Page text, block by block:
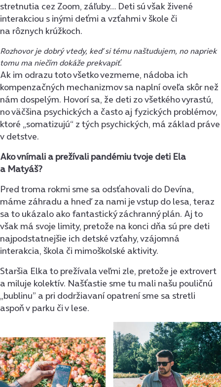
stretnutia cez Zoom, záľuby… Deti sú však živené
interakciou s inými deťmi a vzťahmi v škole či
na rôznych krúžkoch.
Rozhovor je dobrý vtedy, keď si tému naštudujem, no napriek
tomu ma niečím dokáže prekvapiť.
Ak im odrazu toto všetko vezmeme, nádoba ich
kompenzačných mechanizmov sa naplní oveľa skôr než
nám dospelým. Hovorí sa, že deti zo všetkého vyrastú,
no väčšina psychických a často aj fyzických problémov,
ktoré „somatizujú“ z tých psychických, má základ práve
v detstve.
Ako vnímali a prežívali pandémiu tvoje deti Ela
a Matyáš?
Pred troma rokmi sme sa odsťahovali do Devína,
máme záhradu a hneď za nami je vstup do lesa, teraz
sa to ukázalo ako fantastický záchranný plán. Aj to
však má svoje limity, pretože na konci dňa sú pre deti
najpodstatnejšie ich detské vzťahy, vzájomná
interakcia, škola či mimoškolské aktivity.
Staršia Elka to prežívala veľmi zle, pretože je extrovert
a miluje kolektív. Našťastie sme tu mali našu pouličnú
„bublinu” a pri dodržiavaní opatrení sme sa stretli
aspoň v parku či v lese.